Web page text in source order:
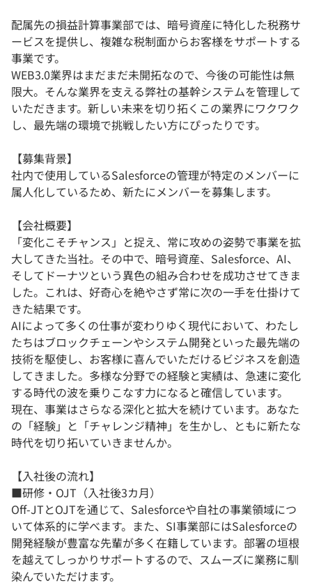
配属先の損益計算事業部では、暗号資産に特化した税務サ
ービスを提供し、複雑な税制面からお客様をサポートする
事業です。
WEB3.0業界はまだまだ未開拓なので、今後の可能性は無
限大。そんな業界を支える弊社の基幹システムを管理して
いただきます。新しい未来を切り拓くこの業界にワクワク
し、最先端の環境で挑戦したい方にぴったりです。
【募集背景】
社内で使用しているSalesforceの管理が特定のメンバーに
属人化しているため、新たにメンバーを募集します。
【会社概要】
「変化こそチャンス」と捉え、常に攻めの姿勢で事業を拡
大してきた当社。その中で、暗号資産、Salesforce、AI、
そしてドーナツという異色の組み合わせを成功させてきま
した。これは、好奇心を絶やさず常に次の一手を仕掛けて
きた結果です。
AIによって多くの仕事が変わりゆく現代において、わたし
たちはブロックチェーンやシステム開発といった最先端の
技術を駆使し、お客様に喜んでいただけるビジネスを創造
してきました。多様な分野での経験と実績は、急速に変化
する時代の波を乗りこなす力になると確信しています。
現在、事業はさらなる深化と拡大を続けています。あなた
の「経験」と「チャレンジ精神」を生かし、ともに新たな
時代を切り拓いていきませんか。
【入社後の流れ】
■研修・OJT（入社後3カ月）
Off-JTとOJTを通じて、Salesforceや自社の事業領域につ
いて体系的に学べます。また、SI事業部にはSalesforceの
開発経験が豊富な先輩が多く在籍しています。部署の垣根
を越えてしっかりサポートするので、スムーズに業務に馴
染んでいただけます。